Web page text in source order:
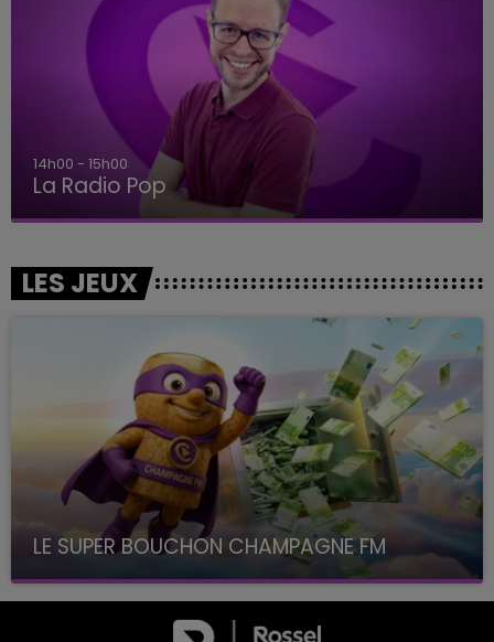
14h00 - 15h00
La Radio Pop
LES JEUX
LE SUPER BOUCHON CHAMPAGNE FM
avec La Famille Champagne FM, à 8H10